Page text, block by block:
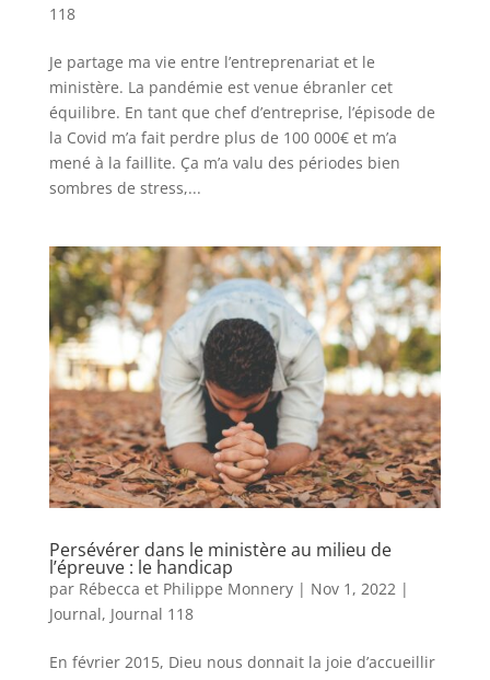
118
Je partage ma vie entre l’entreprenariat et le
ministère. La pandémie est venue ébranler cet
équilibre. En tant que chef d’entreprise, l’épisode de
la Covid m’a fait perdre plus de 100 000€ et m’a
mené à la faillite. Ça m’a valu des périodes bien
sombres de stress,...
Persévérer dans le ministère au milieu de
l’épreuve : le handicap
par Rébecca et Philippe Monnery| Nov 1, 2022|
Journal, Journal 118
En février 2015, Dieu nous donnait la joie d’accueillir